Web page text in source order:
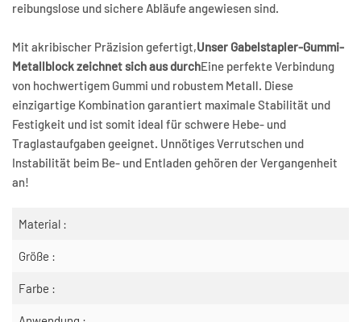
reibungslose und sichere Abläufe angewiesen sind.
Mit akribischer Präzision gefertigt,Unser Gabelstapler-Gummi-
Metallblock zeichnet sich aus durchEine perfekte Verbindung
von hochwertigem Gummi und robustem Metall. Diese
einzigartige Kombination garantiert maximale Stabilität und
Festigkeit und ist somit ideal für schwere Hebe- und
Traglastaufgaben geeignet. Unnötiges Verrutschen und
Instabilität beim Be- und Entladen gehören der Vergangenheit
an!
Material :
Größe :
Farbe :